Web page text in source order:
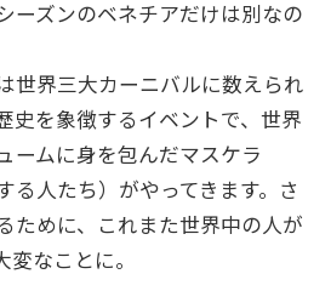
ーズンのベネチアだけは別なの
世界三大カーニバルに数えられ
史を象徴するイベントで、世界
ームに身を包んだマスケラ
る人たち）がやってきます。さ
ために、これまた世界中の人が
なことに。